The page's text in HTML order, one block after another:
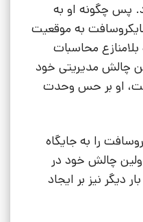
پس چگونه او به
به موقعیت
محاسبات
چالش مدیریتی خود
او بر حس وحدت
را به جایگاه
چالش خود در
دیگر نیز بر ایجاد